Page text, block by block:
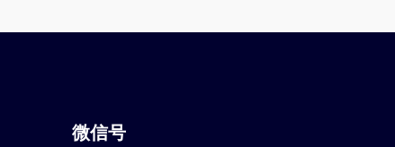
微信号